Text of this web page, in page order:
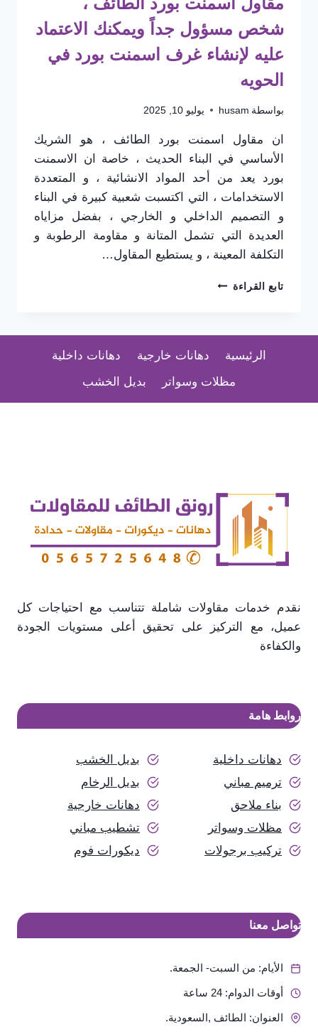
شخص مسؤول جداً ويمكنك الاعتماد
عليه لإنشاء غرف اسمنت بورد في
الحويه
بواسطة husam يوليو 10, 2025
ان مقاول اسمنت بورد الطائف ، هو الشريك
الأساسي في البناء الحديث ، خاصة ان الاسمنت
بورد يعد من أحد المواد الانشائية ، و المتعددة
الاستخدامات ، التي اكتسبت شعبية كبيرة في البناء
و التصميم الداخلي و الخارجي ، بفضل مزاياه
العديدة التي تشمل المتانة و مقاومة الرطوبة و
التكلفة المعينة ، و يستطيع المقاول…
تابع القراءة مقاول
شخص
جداً
ويمكنك
بورد
الحويه
الرئيسية دهانات خارجية
دهانات داخلية
مظلات وسواتر
بديل الخشب
نقدم خدمات مقاولات شاملة تتناسب مع احتياجات كل
عميل، مع التركيز على تحقيق أعلى مستويات الجودة
والكفاءة
روابط هامة
دهانات داخلية
بديل الخشب
ترميم مباني
بديل الرخام
بناء ملاحق
دهانات خارجية
مظلات وسواتر
تشطيب مباني
تركيب برجولات
ديكورات فوم
تواصل معنا
الأيام: من السبت- الجمعة.
أوقات الدوام: 24 ساعة
العنوان: الطائف ,السعودية.